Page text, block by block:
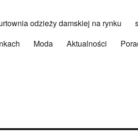
odzieży damskiej na rynku
Moda Aktualności